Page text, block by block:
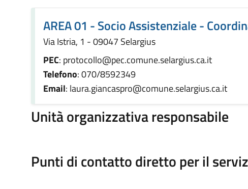
AREA 01 - Socio Assistenziale -
Via Istria, 1 - 09047 Selargius
PEC: protocollo@pec.comune.selargius.ca.it
Telefono: 070/8592349
Email: laura.giancaspro@comune.selargius.ca.it
Unità organizzativa responsabile
Punti di contatto diretto per il